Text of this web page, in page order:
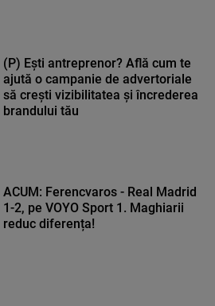
(P) Ești antreprenor? Află cum te
ajută o campanie de advertoriale
să crești vizibilitatea și încrederea
brandului tău
ACUM: Ferencvaros - Real Madrid
1-2, pe VOYO Sport 1. Maghiarii
reduc diferența!